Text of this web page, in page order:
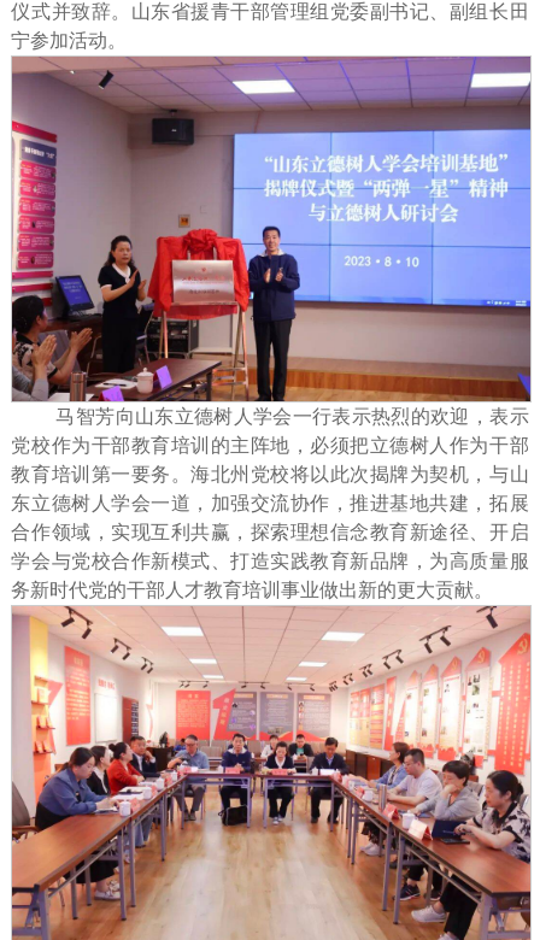
仪式并致辞。山东省援青干部管理组党委副书记、副组长田
宁参加活动。
马智芳向山东立德树人学会一行表示热烈的欢迎，表示
党校作为干部教育培训的主阵地，必须把立德树人作为干部
教育培训第一要务。海北州党校将以此次揭牌为契机，与山
东立德树人学会一道，加强交流协作，推进基地共建，拓展
合作领域，实现互利共赢，探索理想信念教育新途径、开启
学会与党校合作新模式、打造实践教育新品牌，为高质量服
务新时代党的干部人才教育培训事业做出新的更大贡献。